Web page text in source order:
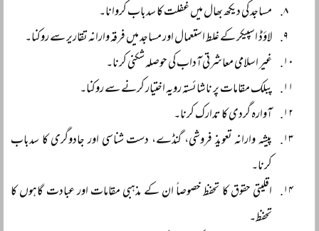
مساجد کی دیکھ بھال میں غفلت کا سدباب کروانا۔
لاؤڈ اسپیکر کے غلط استعمال اور مساجد میں فرقہ وارانہ تقاریر سے روکنا۔
غیر اسلامی معاشرتی آداب کی حوصلہ شکنی کرنا۔
پبلک مقامات پر ناشائستہ رویہ اختیار کرنے سے روکنا۔
آوارہ گردی کا تدارک کرنا۔
پیشہ وارانہ تعویذ فروشی، گنڈے، دست شناسی اور جادوگری کا سدباب
کرنا۔
اقلیتی حقوق کا تحفظ خصوصاً ان کے مذہبی مقامات اور عبادت گاہوں کا
تحفظ۔